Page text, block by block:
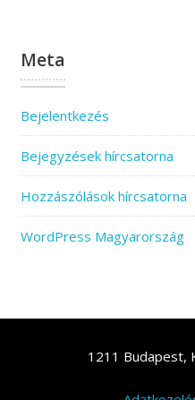
Meta
Bejelentkezés
Bejegyzések hírcsatorna
Hozzászólások hírcsatorna
WordPress Magyarország
1211 Budapest,